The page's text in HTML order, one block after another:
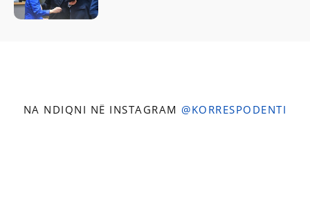
NA NDIQNI NË INSTAGRAM @KORRESPODENTI